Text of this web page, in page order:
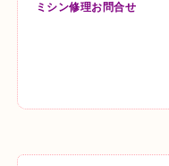
ミシン修理お問合せ